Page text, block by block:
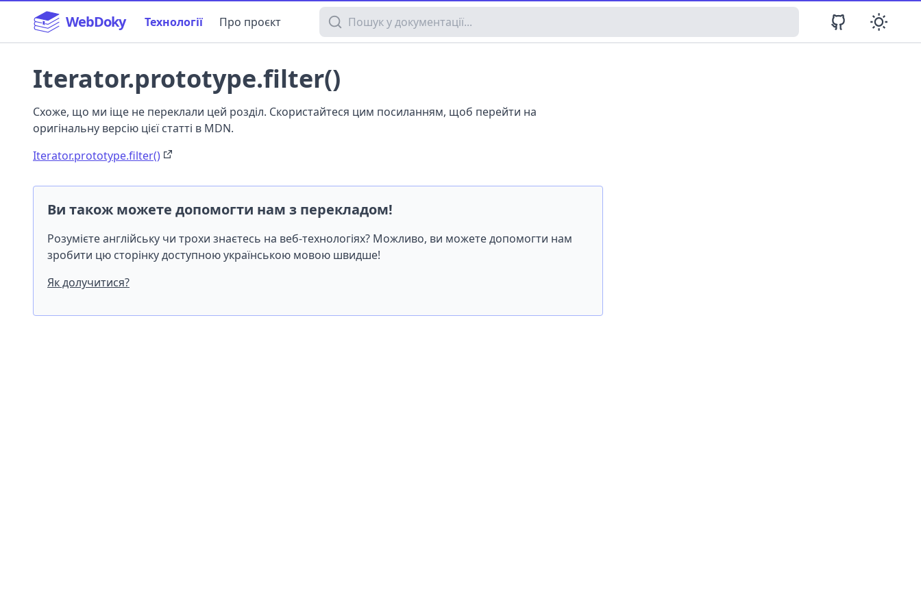
WebDoky Технології Про проєкт Пошук у документації
Iterator.prototype.filter()
Схоже, що ми іще не переклали цей розділ. Скористайтеся цим посиланням, щоб перейти на
оригінальну версію цієї статті в MDN.
Iterator.prototype.filter()
Ви також можете допомогти нам з перекладом!
Розумієте англійську чи трохи знаєтесь на веб-технологіях? Можливо, ви можете допомогти нам
зробити цю сторінку доступною українською мовою швидше!
Як долучитися?